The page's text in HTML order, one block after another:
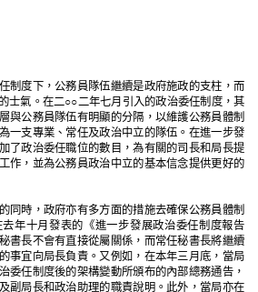
制度下，公務員隊伍繼續是政府施政的支柱，而
士氣。在二○○二年七月引入的政治委任制度，其
與公務員隊伍有明顯的分隔，以維護公務員體制
一支專業、常任及政治中立的隊伍。在進一步發
了政治委任職位的數目，為有關的司長和局長提
作，並為公務員政治中立的基本信念提供更好的
同時，政府亦有多方面的措施去確保公務員體制
年十月發表的《進一步發展政治委任制度報告
書長不會有直接從屬關係，而常任秘書長將繼續
事宜向局長負責。又例如，在本年三月底，當局
委任制度後的架構變動所頒布的內部總務通告，
副局長和政治助理的職責說明。此外，當局亦在